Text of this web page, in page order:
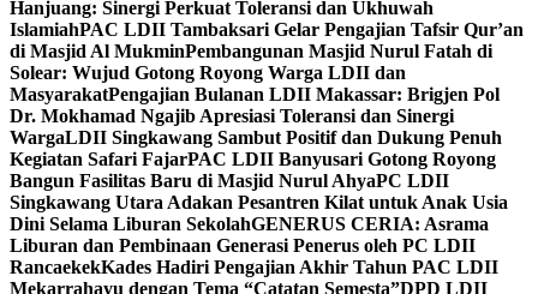
Hanjuang: Sinergi Perkuat Toleransi dan Ukhuwah
IslamiahPAC LDII Tambaksari Gelar Pengajian Tafsir Qur’an
di Masjid Al MukminPembangunan Masjid Nurul Fatah di
Solear: Wujud Gotong Royong Warga LDII dan
MasyarakatPengajian Bulanan LDII Makassar: Brigjen Pol
Dr. Mokhamad Ngajib Apresiasi Toleransi dan Sinergi
WargaLDII Singkawang Sambut Positif dan Dukung Penuh
Kegiatan Safari FajarPAC LDII Banyusari Gotong Royong
Bangun Fasilitas Baru di Masjid Nurul AhyaPC LDII
Singkawang Utara Adakan Pesantren Kilat untuk Anak Usia
Dini Selama Liburan SekolahGENERUS CERIA: Asrama
Liburan dan Pembinaan Generasi Penerus oleh PC LDII
RancaekekKades Hadiri Pengajian Akhir Tahun PAC LDII
Mekarrahayu dengan Tema “Catatan Semesta”DPD LDII